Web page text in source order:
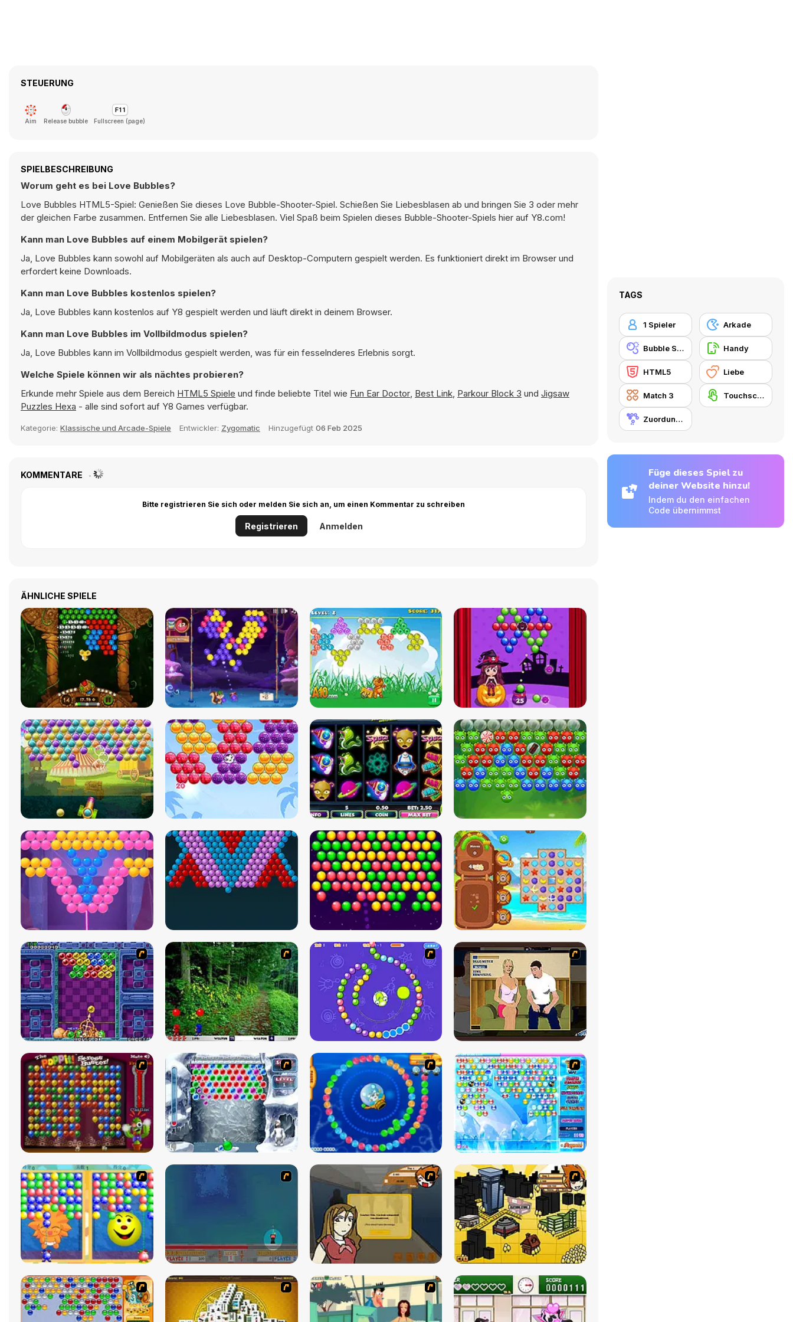
STEUERUNG
Aim Release bubble Fullscreen (page)
SPIELBESCHREIBUNG
Worum geht es bei Love Bubbles?
Love Bubbles HTML5-Spiel: Genießen Sie dieses Love Bubble-Shooter-Spiel. Schießen Sie Liebesblasen ab und bringen Sie 3 oder mehr
der gleichen Farbe zusammen. Entfernen Sie alle Liebesblasen. Viel Spaß beim Spielen dieses Bubble-Shooter-Spiels hier auf Y8.com!
Kann man Love Bubbles auf einem Mobilgerät spielen?
Ja, Love Bubbles kann sowohl auf Mobilgeräten als auch auf Desktop-Computern gespielt werden. Es funktioniert direkt im Browser und
erfordert keine Downloads.
Kann man Love Bubbles kostenlos spielen?
Ja, Love Bubbles kann kostenlos auf Y8 gespielt werden und läuft direkt in deinem Browser.
Kann man Love Bubbles im Vollbildmodus spielen?
Ja, Love Bubbles kann im Vollbildmodus gespielt werden, was für ein fesselnderes Erlebnis sorgt.
Welche Spiele können wir als nächtes probieren?
Erkunde mehr Spiele aus dem Bereich HTML5 Spiele und finde beliebte Titel wie Fun Ear Doctor, Best Link, Parkour Block 3 und Jigsaw
Puzzles Hexa - alle sind sofort auf Y8 Games verfügbar.
Kategorie: Klassische und Arcade-Spiele Entwickler: Zygomatic Hinzugefügt 06 Feb 2025
KOMMENTARE
Bitte registrieren Sie sich oder melden Sie sich an, um einen Kommentar zu schreiben
Registrieren Anmelden
ÄHNLICHE SPIELE
TAGS
1 Spieler Arkade
Bubble Shooter Handy
HTML5 Liebe
Match 3 Touchscreen
Zuordungsspiel
Füge dieses Spiel zu
deiner Website hinzu!
Indem du den einfachen
Code übernimmst